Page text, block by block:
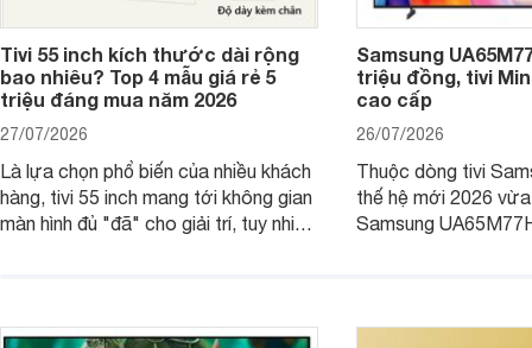
Tivi 55 inch kích thước dài rộng
bao nhiêu? Top 4 mẫu giá rẻ 5
triệu đáng mua năm 2026
27/07/2026
Là lựa chọn phổ biến của nhiều khách
hàng, tivi 55 inch mang tới không gian
màn hình đủ "đã" cho giải trí, tuy nhiên
dùng cho phòng bao nhiêu m2?
Samsung
triệu đồng, tivi
cao cấp
26/07/2026
Thuộc dòng tivi
thế hệ mới 2026
Samsung